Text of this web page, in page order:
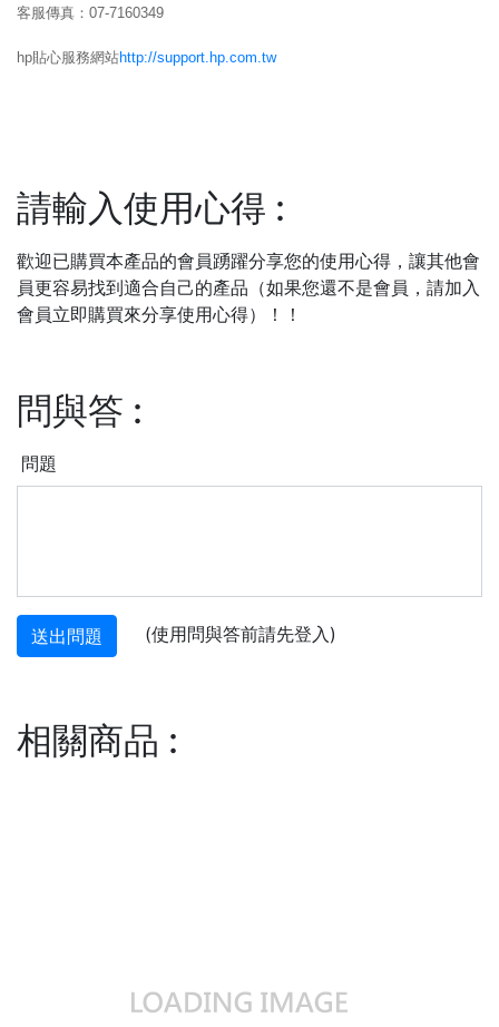
客服傳真：07-7160349
hp貼心服務網站http://support.hp.com.tw
請輸入使用心得 :
歡迎已購買本產品的會員踴躍分享您的使用心得，讓其他會
員更容易找到適合自己的產品（如果您還不是會員，請加入
會員立即購買來分享使用心得）！！
問與答 :
問題
送出問題 (使用問與答前請先登入)
相關商品 :